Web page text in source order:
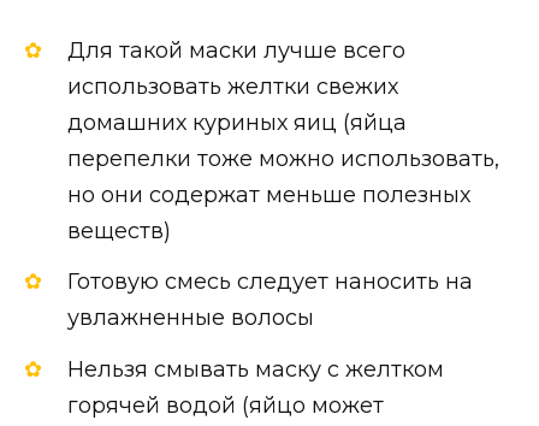
Для такой маски лучше всего
использовать желтки свежих
домашних куриных яиц (яйца
перепелки тоже можно использовать,
но они содержат меньше полезных
веществ)
Готовую смесь следует наносить на
увлажненные волосы
Нельзя смывать маску с желтком
горячей водой (яйцо может